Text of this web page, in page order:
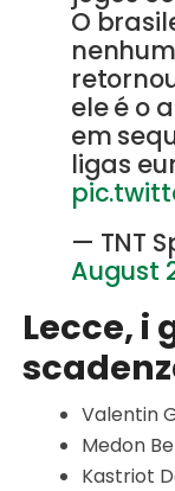
O
ele é o
em
ligas
— TNT
August
Lecce, i
Valentin
Medon
Kastriot